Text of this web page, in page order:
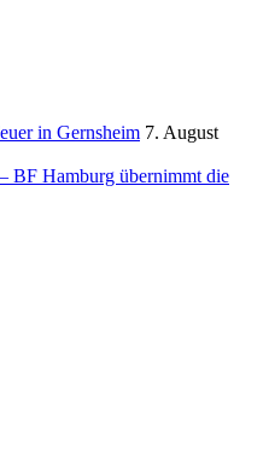
in Gernsheim 7. August
BF Hamburg übernimmt die